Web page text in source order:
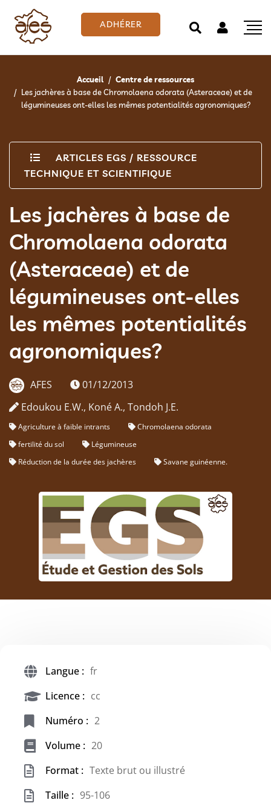
ADHÉRER
Accueil
Centre de ressources
Les jachères à base de Chromolaena odorata (Asteraceae) et de
légumineuses ont-elles les mêmes potentialités agronomiques?
ARTICLES EGS / RESSOURCE
TECHNIQUE ET SCIENTIFIQUE
Les jachères à base de
Chromolaena odorata
(Asteraceae) et de
légumineuses ont-elles
les mêmes potentialités
agronomiques?
AFES
01/12/2013
Edoukou E.W., Koné A., Tondoh J.E.
Agriculture à faible intrants
Chromolaena odorata
fertilité du sol
Légumineuse
Réduction de la durée des jachères
Savane guinéenne.
Langue : fr
Licence : cc
Numéro : 2
Volume : 20
Format : Texte brut ou illustré
Taille : 95-106